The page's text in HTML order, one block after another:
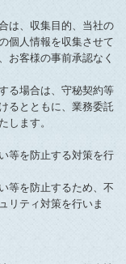
は、収集目的、当社の
個人情報を収集させて
お客様の事前承認なく
る場合は、守秘契約等
るとともに、業務委託
します。
等を防止する対策を行
等を防止するため、不
リティ対策を行いま